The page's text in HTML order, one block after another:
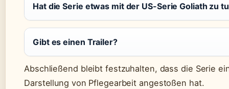
Hat die Serie etwas mit der US-Serie Goliath zu
Gibt es einen Trailer?
Abschließend bleibt festzuhalten, dass die Serie
Darstellung von Pflegearbeit angestoßen hat.